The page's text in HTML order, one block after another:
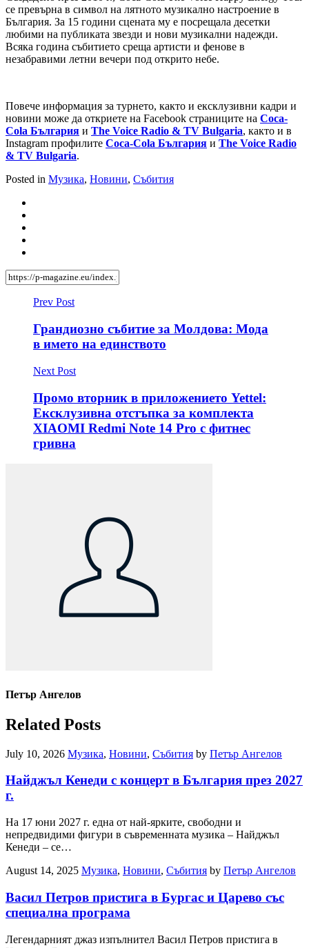
се превърна в символ на лятното музикално настроение в
България. За 15 години сцената му е посрещала десетки
любими на публиката звезди и нови музикални надежди.
Всяка година събитието среща артисти и фенове в
незабравими летни вечери под открито небе.
Повече информация за турнето, както и ексклузивни кадри и
новини може да откриете на Facebook страниците на Coca-
Cola България и The Voice Radio & TV Bulgaria, както и в
Instagram профилите Coca-Cola България и The Voice Radio
& TV Bulgaria.
Posted in Музика, Новини, Събития
Prev Post
Грандиозно събитие за Молдова: Мода
в името на единството
Next Post
Промо вторник в приложението Yettel:
Ексклузивна отстъпка за комплекта
XIAOMI Redmi Note 14 Pro с фитнес
гривна
Петър Ангелов
Related Posts
July 10, 2026 Музика, Новини, Събития by Петър Ангелов
Найджъл Кенеди с концерт в България през 2027
г.
На 17 юни 2027 г. една от най-ярките, свободни и
непредвидими фигури в съвременната музика – Найджъл
Кенеди – се…
August 14, 2025 Музика, Новини, Събития by Петър Ангелов
Васил Петров пристига в Бургас и Царево със
специална програма
Легендарният джаз изпълнител Васил Петров пристига в